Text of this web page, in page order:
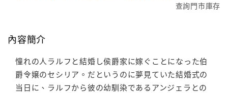
查詢門市庫存
內容簡介
憧れの人ラルフと結婚し侯爵家に嫁ぐことになった伯
爵令嬢のセシリア。だというのに夢見ていた結婚式の
当日に、ラルフから彼の幼馴染であるアンジェラとの